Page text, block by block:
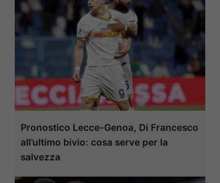
Pronostico Lecce-Genoa, Di Francesco
all’ultimo bivio: cosa serve per la
salvezza